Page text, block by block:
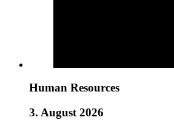
Human Resources
3. August 2026